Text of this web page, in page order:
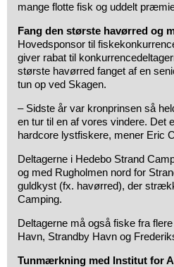
mange flotte fisk og uddelt
Fang den største havørred og
Hovedsponsor til
giver rabat til
største havørred fanget af en
tun op ved Skagen.
– Sidste år var kronprinsen så
en tur til en af vores vindere.
hardcore lystfiskere, mener Eric
Deltagerne i Hedebo Strand
og med Rugholmen nord for
guldkyst (fx. havørred), der
Camping.
Deltagerne må også fiske fra
Havn, Strandby Havn og
Tunmærkning med Institut for